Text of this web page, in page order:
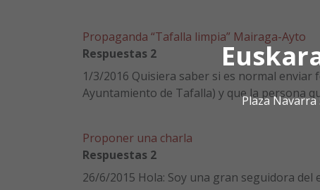
Plaza Navarra
Propaganda “Tafalla limpia” Mairaga-Ayto
Respuestas 2
1/3/2016 Quisiera saber si es normal
Ayuntamiento de Tafalla) y que la persona
Proponer una charla
Respuestas 2
26/6/2015 Hola: Soy una gran seguidora